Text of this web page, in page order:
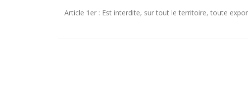
Article 1er : Est interdite, sur tout le territoire, toute